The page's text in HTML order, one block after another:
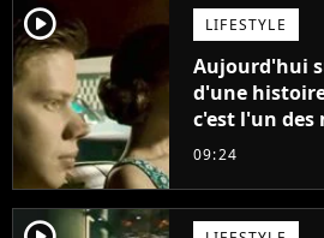
player2 LIFESTYLE
Aujourd'hui
d'une
c'est l'un
21ème siècle
09:24